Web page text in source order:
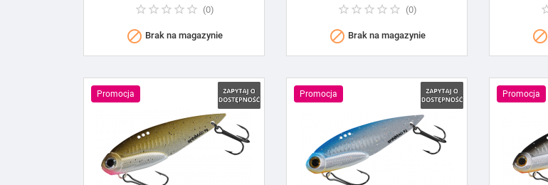
(0)
 Brak na magazynie
(0)
 Brak na magazynie 
Promocja Promocja Promocja